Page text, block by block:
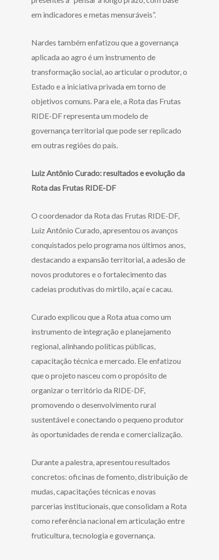
em indicadores e metas mensuráveis”.
Nardes também enfatizou que a governança
aplicada ao agro é um instrumento de
transformação social, ao articular o produtor, o
Estado e a iniciativa privada em torno de
objetivos comuns. Para ele, a Rota das Frutas
RIDE-DF representa um modelo de
governança territorial que pode ser replicado
em outras regiões do país.
Luiz Antônio Curado: resultados e evolução da
Rota das Frutas RIDE-DF
O coordenador da Rota das Frutas RIDE-DF,
Luiz Antônio Curado, apresentou os avanços
conquistados pelo programa nos últimos anos,
destacando a expansão territorial, a adesão de
novos produtores e o fortalecimento das
cadeias produtivas do mirtilo, açaí e cacau.
Curado explicou que a Rota atua como um
instrumento de integração e planejamento
regional, alinhando políticas públicas,
capacitação técnica e mercado. Ele enfatizou
que o projeto nasceu com o propósito de
organizar o território da RIDE-DF,
promovendo o desenvolvimento rural
sustentável e conectando o pequeno produtor
às oportunidades de renda e comercialização.
Durante a palestra, apresentou resultados
concretos: oficinas de fomento, distribuição de
mudas, capacitações técnicas e novas
parcerias institucionais, que consolidam a Rota
como referência nacional em articulação entre
fruticultura, tecnologia e governança.